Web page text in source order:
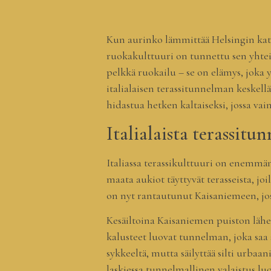
Kun aurinko lämmittää Helsingin
ruokakulttuuri on tunnettu sen
pelkkä ruokailu – se on elämys,
italialaisen terassitunnelman
hidastua hetken kaltaiseksi, jossa
Italialaista
Italiassa terassikulttuuri on
maata aukiot täyttyvät terasseista,
on nyt rantautunut Kaisaniemeen,
Kesäiltoina Kaisaniemen puiston
kalusteet luovat tunnelman, joka
sykkeeltä, mutta säilyttää silti